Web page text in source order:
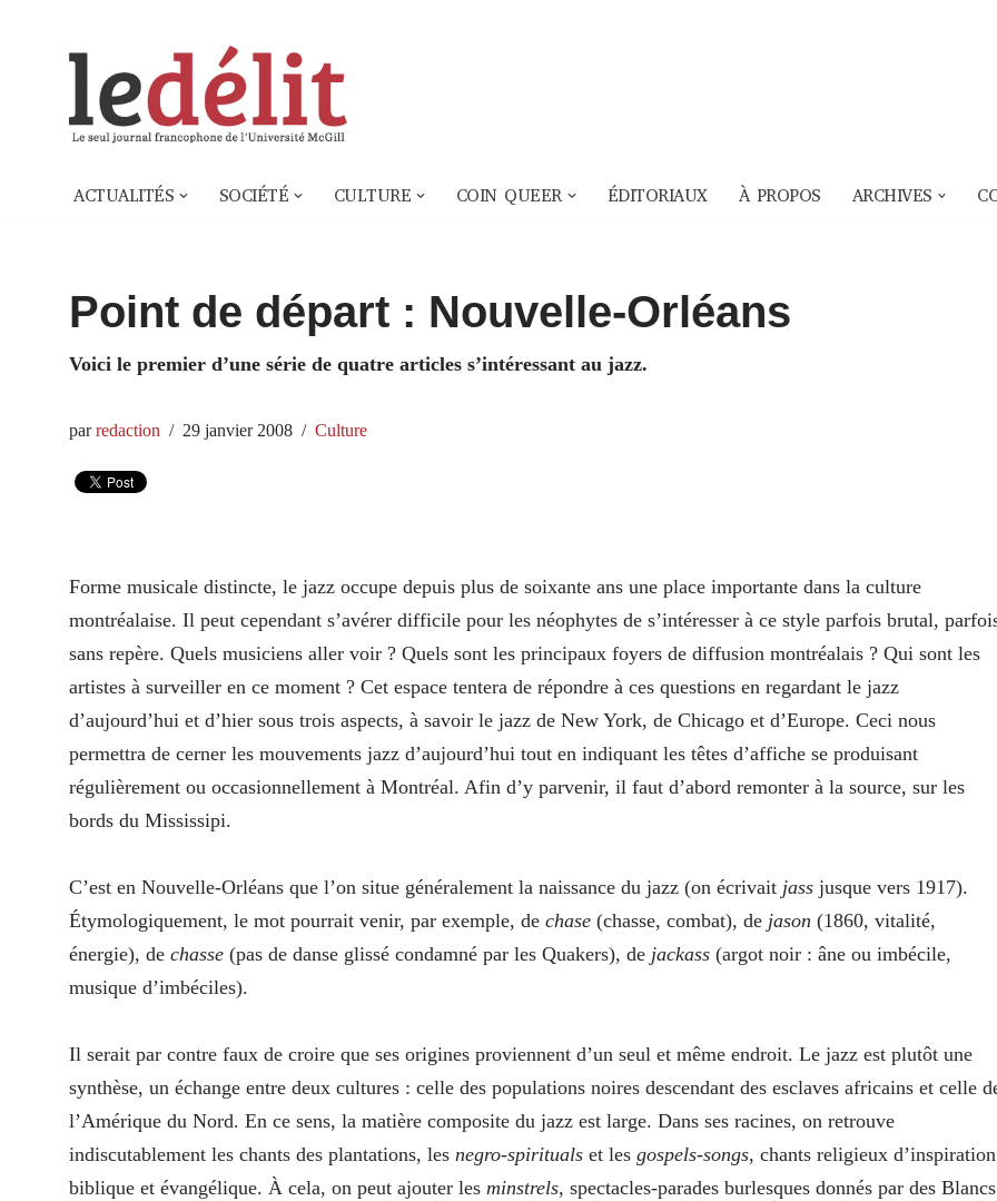
ACTUALITÉS SOCIÉTÉ CULTURE COIN QUEER ÉDITORIAUX À PROPOS ARCHIVES
Point de départ : Nouvelle-Orléans
Voici le premier d’une série de quatre articles s’intéressant au jazz.
parredaction 29 janvier 2008 Culture
Forme musicale distincte, le jazz occupe depuis plus de soixante ans une place importante dans la culture
montréalaise. Il peut cependant s’avérer difficile pour les néophytes de s’intéresser à ce style parfois brutal,
sans repère. Quels musiciens aller voir ? Quels sont les principaux foyers de diffusion montréalais ? Qui sont les
artistes à surveiller en ce moment ? Cet espace tentera de répondre à ces questions en regardant le jazz
d’aujourd’hui et d’hier sous trois aspects, à savoir le jazz de New York, de Chicago et d’Europe. Ceci nous
permettra de cerner les mouvements jazz d’aujourd’hui tout en indiquant les têtes d’affiche se produisant
régulièrement ou occasionnellement à Montréal. Afin d’y parvenir, il faut d’abord remonter à la source, sur les
bords du Mississipi.
C’est en Nouvelle-Orléans que l’on situe généralement la naissance du jazz (on écrivait jass jusque vers 1917).
Étymologiquement, le mot pourrait venir, par exemple, de chase (chasse, combat), de jason (1860, vitalité,
énergie), de chasse (pas de danse glissé condamné par les Quakers), de jackass (argot noir : âne ou imbécile,
musique d’imbéciles).
Il serait par contre faux de croire que ses origines proviennent d’un seul et même endroit. Le jazz est plutôt une
synthèse, un échange entre deux cultures : celle des populations noires descendant des esclaves africains et celle
l’Amérique du Nord. En ce sens, la matière composite du jazz est large. Dans ses racines, on retrouve
indiscutablement les chants des plantations, les negro-spirituals et les gospels-songs, chants religieux d’inspiration
biblique et évangélique. À cela, on peut ajouter les minstrels, spectacles-parades burlesques donnés par des Blancs